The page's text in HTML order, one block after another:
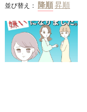
並び替え：